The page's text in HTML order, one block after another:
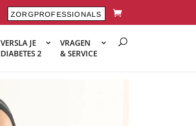
ZORGPROFESSIONALS
VERSLA JE
DIABETES 2
VRAGEN
& SERVICE